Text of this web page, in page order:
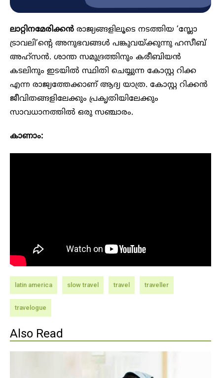
ലാറ്റിനമേരിക്കൻ രാജ്യങ്ങളിലൂടെ നടത്തിയ ‘സ്ലോ
ട്രാവലി’ന്റെ അനുഭവങ്ങൾ പങ്കുവയ്ക്കുന്നു ഹസീബ്
അഹ്സൻ. ശാന്ത സമുദ്രത്തിനും കരീബിയൻ
കടലിനും ഇടയിൽ സ്ഥിതി ചെയ്യുന്ന കോസ്റ്റ റിക്ക
എന്ന രാജ്യത്തേക്കാണ് ആദ്യ യാത്ര. കോസ്റ്റ റിക്കൻ
ജീവിതങ്ങളിലേക്കും പ്രകൃതിയിലേക്കും
സാവധാനത്തിൽ ഒരു സഞ്ചാരം.
കാണാം:
latin america slow travel travel traveller
travelogue
Also Read